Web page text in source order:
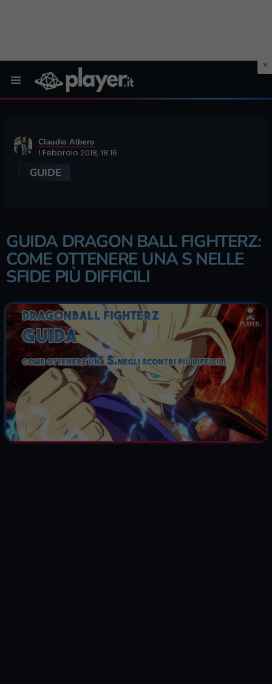
Claudio Albero
1 Febbraio 2018, 18:16
GUIDE
GUIDA DRAGON BALL FIGHTERZ:
COME OTTENERE UNA S NELLE
SFIDE PIÙ DIFFICILI